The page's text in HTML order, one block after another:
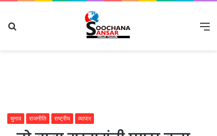
चुनाव राजनीति राष्ट्रीय व्यापार